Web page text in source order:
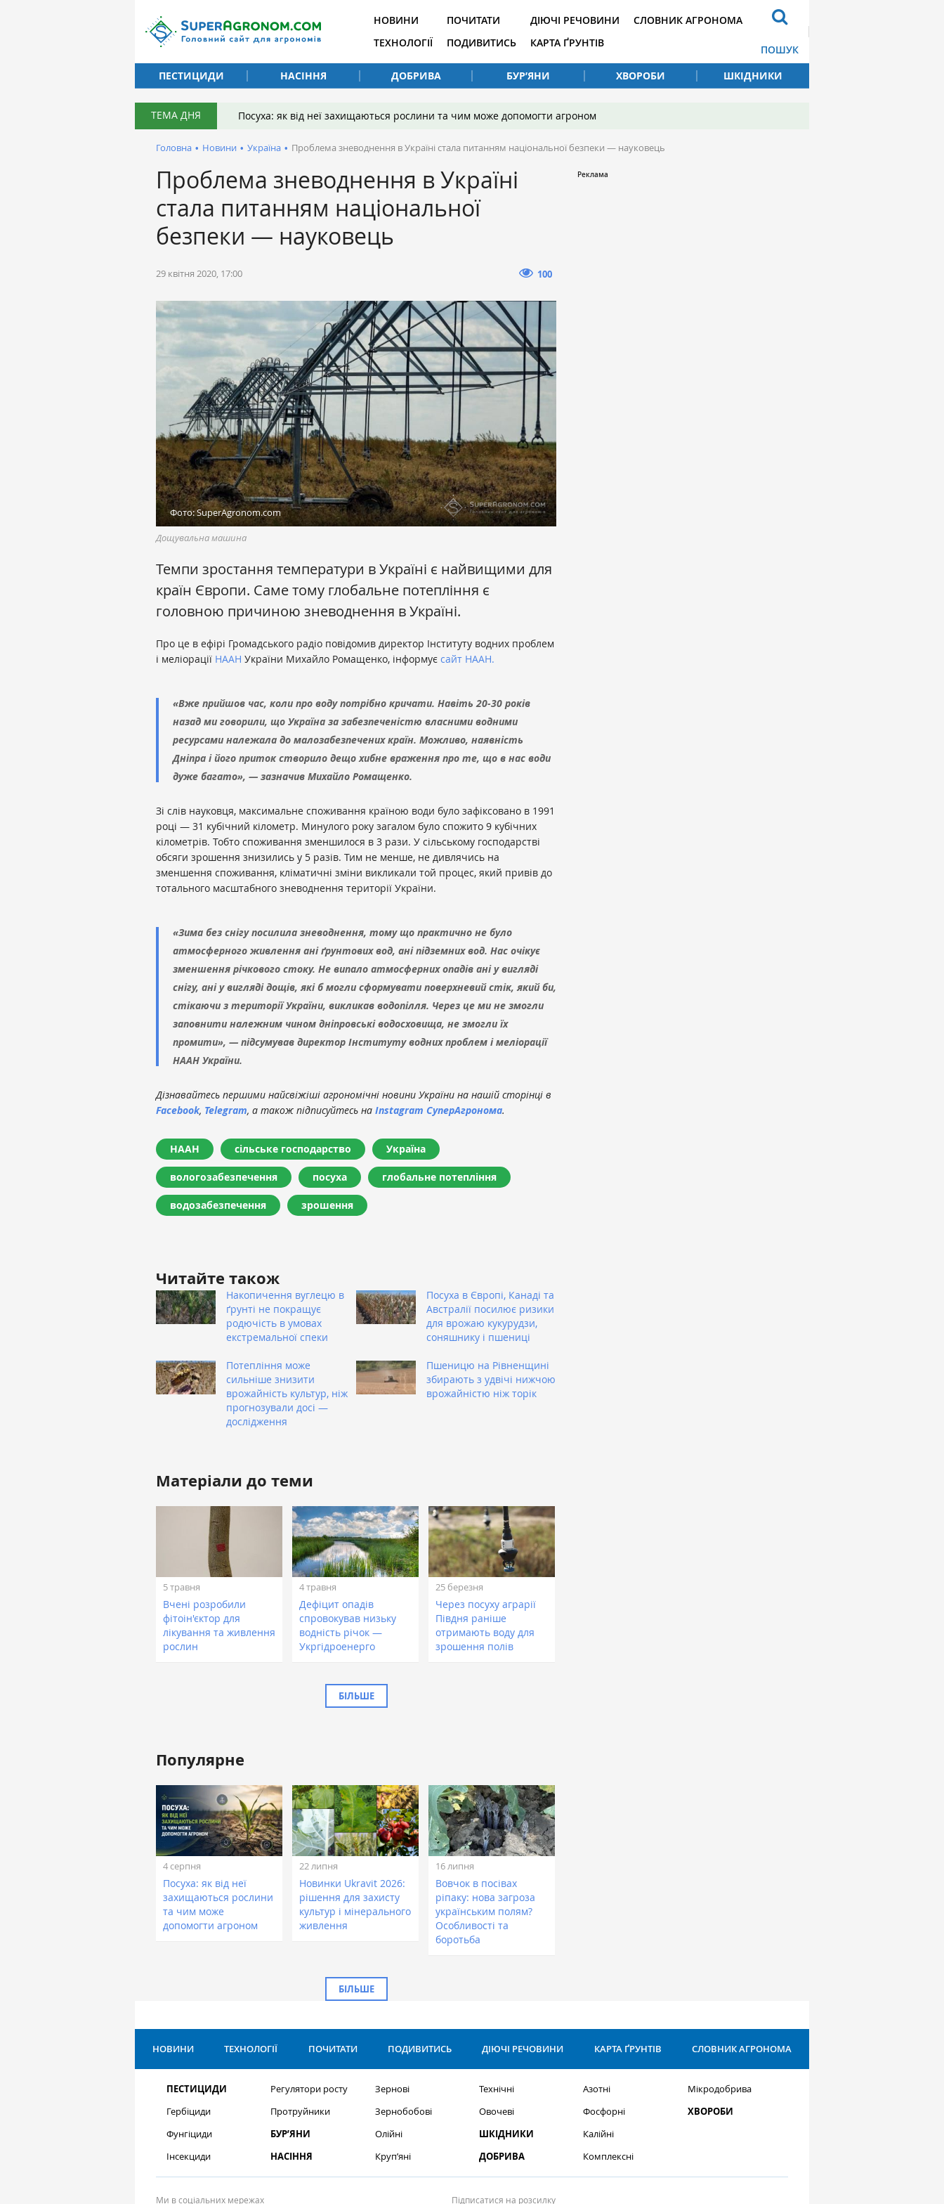
НОВИНИ
ТЕХНОЛОГІЇ
ПОЧИТАТИ
ПОДИВИТИСЬ
ДІЮЧІ РЕЧОВИНИ
КАРТА ҐРУНТІВ
СЛОВНИК АГРОНОМА
ПОШУК
ПЕСТИЦИДИ
НАСІННЯ ДОБРИВА БУР’ЯНИ ХВОРОБИ ШКІДНИКИ
ТЕМА ДНЯ Посуха: як від неї захищаються рослини та чим може допомогти агроном
Головна • Новини • Україна • Проблема зневоднення в Україні стала питанням національної безпеки — науковець
Проблема зневоднення в Україні
стала питанням національної
безпеки — науковець
29 квітня 2020, 17:00 100
Фото: SuperAgronom.com
Дощувальна машина
Темпи зростання температури в Україні є найвищими для
країн Європи. Саме тому глобальне потепління є
головною причиною зневоднення в Україні.
Про це в ефірі Громадського радіо повідомив директор Інституту водних проблем
і меліорації НААН України Михайло Ромащенко, інформує сайт НААН.
«Вже прийшов час, коли про воду потрібно кричати. Навіть 20-30 років
назад ми говорили, що Україна за забезпеченістю власними водними
ресурсами належала до малозабезпечених країн. Можливо, наявність
Дніпра і його приток створило дещо хибне враження про те, що в нас води
дуже багато», — зазначив Михайло Ромащенко.
Зі слів науковця, максимальне споживання країною води було зафіксовано в 1991
році — 31 кубічний кілометр. Минулого року загалом було спожито 9 кубічних
кілометрів. Тобто споживання зменшилося в 3 рази. У сільському господарстві
обсяги зрошення знизились у 5 разів. Тим не менше, не дивлячись на
зменшення споживання, кліматичні зміни викликали той процес, який привів до
тотального масштабного зневоднення території України.
«Зима без снігу посилила зневоднення, тому що практично не було
атмосферного живлення ані ґрунтових вод, ані підземних вод. Нас очікує
зменшення річкового стоку. Не випало атмосферних опадів ані у вигляді
снігу, ані у вигляді дощів, які б могли сформувати поверхневий стік, який би,
стікаючи з території України, викликав водопілля. Через це ми не змогли
заповнити належним чином дніпровські водосховища, не змогли їх
промити», — підсумував директор Інституту водних проблем і меліорації
НААН України.
Дізнавайтесь першими найсвіжіші агрономічні новини України на нашій сторінці в
Facebook, Telegram, а також підписуйтесь на Instagram СуперАгронома.
НААН сільське господарство Україна
вологозабезпечення посуха глобальне потепління
водозабезпечення зрошення
Читайте також
Накопичення вуглецю в
ґрунті не покращує
родючість в умовах
екстремальної спеки
Посуха в Європі, Канаді та
Австралії посилює ризики
для врожаю кукурудзи,
соняшнику і пшениці
Потепління може
сильніше знизити
врожайність культур, ніж
прогнозували досі —
дослідження
Пшеницю на Рівненщині
збирають з удвічі нижчою
врожайністю ніж торік
Матеріали до теми
5 травня
Вчені розробили
фітоін'єктор для
лікування та живлення
рослин
4 травня
Дефіцит опадів
спровокував низьку
водність річок —
Укргідроенерго
25 березня
Через посуху аграрії
Півдня раніше
отримають воду для
зрошення полів
БІЛЬШЕ
Популярне
4 серпня
Посуха: як від неї
захищаються рослини
та чим може
допомогти агроном
22 липня
Новинки Ukravit 2026:
рішення для захисту
культур і мінерального
живлення
16 липня
Вовчок в посівах
ріпаку: нова загроза
українським полям?
Особливості та
боротьба
БІЛЬШЕ
НОВИНИ ТЕХНОЛОГІЇ ПОЧИТАТИ ПОДИВИТИСЬ ДІЮЧІ РЕЧОВИНИ КАРТА ҐРУНТІВ СЛОВНИК АГРОНОМА
ПЕСТИЦИДИ
Гербіциди
Фунгіциди
Інсекциди
Регулятори росту
Протруйники
БУР’ЯНИ
НАСІННЯ
Зернові
Зернобобові
Олійні
Круп’яні
Технічні
Овочеві
ШКІДНИКИ
ДОБРИВА
Азотні
Фосфорні
Калійні
Комплексні
Мікродобрива
ХВОРОБИ
Ми в соціальних мережах Підписатися на розсилку